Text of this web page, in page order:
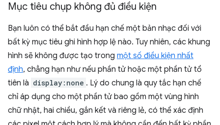
Mục tiêu chụp không đủ điều kiện
Bạn luôn có thể bắt đầu hạn chế một bản nhạc đối với
bất kỳ mục tiêu ghi hình hợp lệ nào. Tuy nhiên, các khung
hình sẽ không được tạo trong một số điều kiện nhất
định, chẳng hạn như nếu phần tử hoặc một phần tử tổ
tiên là display:none . Lý do chung là quy tắc hạn chế
chỉ áp dụng cho một phần tử bao gồm một vùng hình
chữ nhật, hai chiều, gắn kết và riêng lẻ, có thể xác định